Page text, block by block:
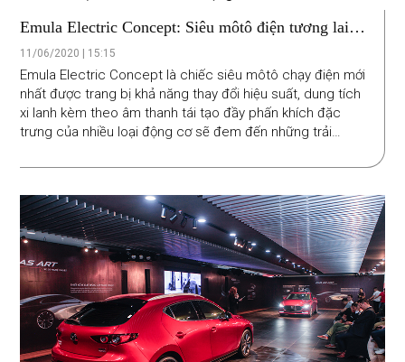
Emula Electric Concept: Siêu môtô điện tương lai
thay đổi sức mạnh kèm âm thanh động cơ
11/06/2020 | 15:15
Emula Electric Concept là chiếc siêu môtô chạy điện mới
nhất được trang bị khả năng thay đổi hiệu suất, dung tích
xi lanh kèm theo âm thanh tái tạo đầy phấn khích đặc
trưng của nhiều loại động cơ sẽ đem đến những trải